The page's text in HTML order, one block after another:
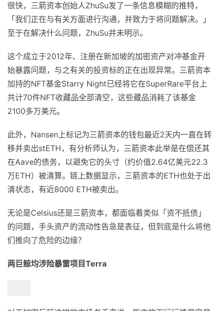
很快，三箭资本创始人ZhuSu发了一条信息模糊的推特，
「我们正在与有关方面进行沟通，并致力于将问题解决。」
至于在解决什么问题，ZhuSu并未明示。
这个成立于2012年、注册在新加坡的加密资产对冲基金开
始暴露问题，与之有关的投资标的正在出现异常。三箭资本
加持的NFT基金Starry Night已经将它在SuperRare平台上
共计70件NFT收藏品全部清空，这些藏品消耗了该基金
2100多万美元。
此外，Nansen上标记为三箭资本的钱包最近2天内一直在转
移并卖出stETH，有分析师认为，三箭资本此举是在偿还其
在Aave的债务，以避免它的头寸（约价值2.64亿美元22.3
万ETH）被清算。链上数据显示，三箭资本的ETH也处于出
清状态，有近8000 ETH被卖出。
无论是Celsius还是三箭资本，都面临着类似「资不抵债」
的问题，手头资产的流动性告急是表征，但到底是什么将他
们推向了危险的边缘？
两巨鲸均涉险暴雷项目Terra